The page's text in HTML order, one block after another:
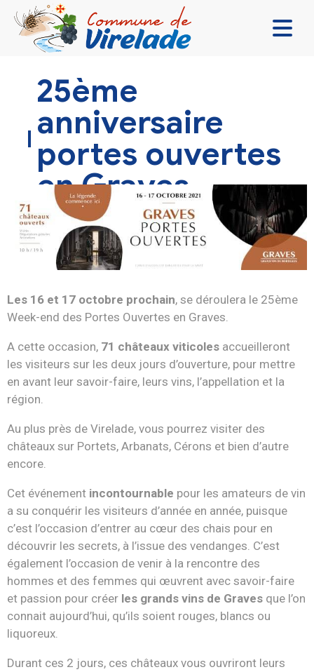
VIVRE ENSEMBLE
SE DIVERTIR
DÉCOUVRIR
CONTACT
25ème
anniversaire
portes ouvertes
en Graves
Les 16 et 17 octobre prochain, se déroulera le 25ème
Week-end des Portes Ouvertes en Graves.
A cette occasion, 71 châteaux viticoles accueilleront
les visiteurs sur les deux jours d’ouverture, pour mettre
en avant leur savoir-faire, leurs vins, l’appellation et la
région.
Au plus près de Virelade, vous pourrez visiter des
châteaux sur Portets, Arbanats, Cérons et bien d’autre
encore.
Cet événement incontournable pour les amateurs de vin
a su conquérir les visiteurs d’année en année, puisque
c’est l’occasion d’entrer au cœur des chais pour en
découvrir les secrets, à l’issue des vendanges. C’est
également l’occasion de venir à la rencontre des
hommes et des femmes qui œuvrent avec savoir-faire
et passion pour créer les grands vins de Graves que l’on
connait aujourd’hui, qu’ils soient rouges, blancs ou
liquoreux.
Durant ces 2 jours, ces châteaux vous ouvriront leurs